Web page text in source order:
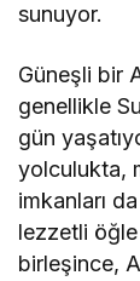
sunuyor.
Güneşli bir
genellikle
gün
yolculukta,
imkanları
lezzetli
birleşince,